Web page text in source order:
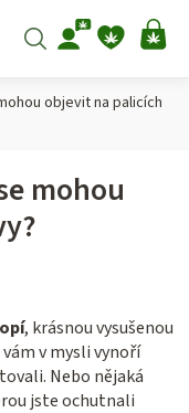
Hledat
objevit na palicích
mohou
, krásnou vysušenou
v mysli vynoří
Nebo nějaká
jste ochutnali